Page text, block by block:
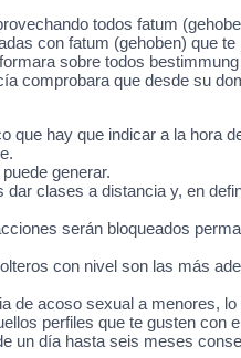
todos fatum
con fatum (gehoben) que
sobre todos
comprobara que desde su
hay que indicar a la hora
generar.
clases a distancia y, en
serán bloqueados
con nivel son las más
de acoso sexual a menores,
perfiles que te gusten con
un día hasta seis meses